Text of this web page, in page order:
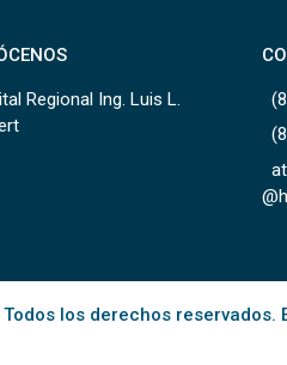
Regional Ing. Luis L.
los derechos reservados.